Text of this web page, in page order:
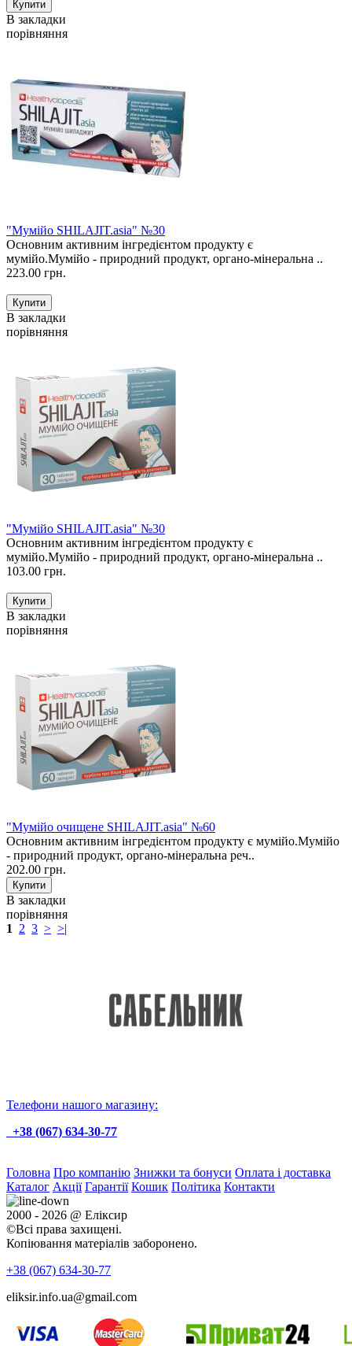
В закладки
порівняння
"Мумійо SHILAJIT.asia" №30
Основним активним інгредієнтом продукту є
мумійо.Мумійо - природний продукт, органо-мінеральна ..
223.00 грн.
В закладки
порівняння
"Мумійо SHILAJIT.asia" №30
Основним активним інгредієнтом продукту є
мумійо.Мумійо - природний продукт, органо-мінеральна ..
103.00 грн.
В закладки
порівняння
"Мумійо очищене SHILAJIT.asia" №60
Основним активним інгредієнтом продукту є мумійо.Мумійо
- природний продукт, органо-мінеральна реч..
202.00 грн.
В закладки
порівняння
1
2 3 > >|
Телефони нашого магазину:
+38 (067) 634-30-77
Головна Про компанію Знижки та бонуси Оплата і доставка
Каталог Акції Гарантії Кошик Політика Контакти
2000 - 2026 @ Еліксир
©Всі права захищені.
Копіювання матеріалів заборонено.
+38 (067) 634-30-77
eliksir.info.ua@gmail.com